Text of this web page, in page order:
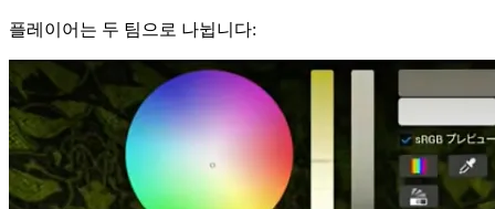
플레이어는 두 팀으로 나뉩니다: